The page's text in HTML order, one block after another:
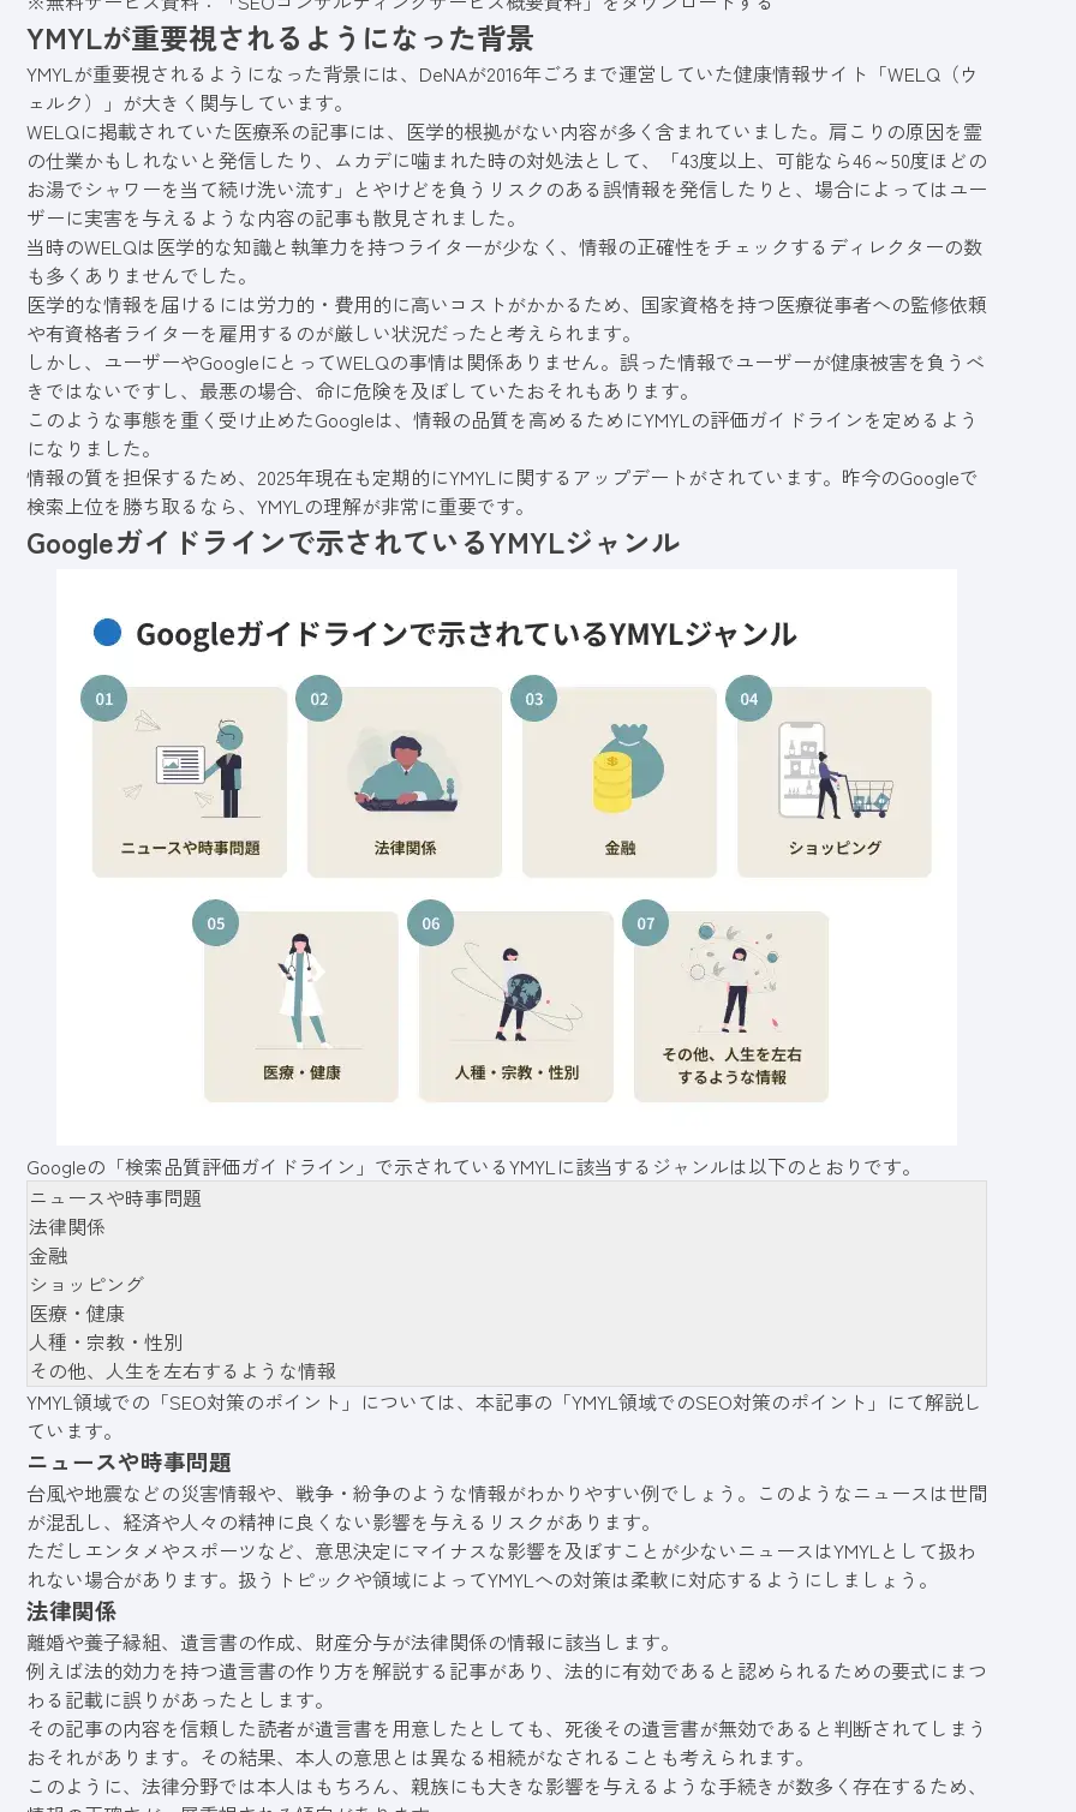
YMYLが重要視されるようになった背景
YMYLが重要視されるようになった背景には、DeNAが2016年ごろまで運営していた健康情報サイト「WELQ（ウ
ェルク）」が大きく関与しています。
WELQに掲載されていた医療系の記事には、医学的根拠がない内容が多く含まれていました。肩こりの原因を霊
の仕業かもしれないと発信したり、ムカデに噛まれた時の対処法として、「43度以上、可能なら46～50度ほどの
お湯でシャワーを当て続け洗い流す」とやけどを負うリスクのある誤情報を発信したりと、場合によってはユー
ザーに実害を与えるような内容の記事も散見されました。
当時のWELQは医学的な知識と執筆力を持つライターが少なく、情報の正確性をチェックするディレクターの数
も多くありませんでした。
医学的な情報を届けるには労力的・費用的に高いコストがかかるため、国家資格を持つ医療従事者への監修依頼
や有資格者ライターを雇用するのが厳しい状況だったと考えられます。
しかし、ユーザーやGoogleにとってWELQの事情は関係ありません。誤った情報でユーザーが健康被害を負うべ
きではないですし、最悪の場合、命に危険を及ぼしていたおそれもあります。
このような事態を重く受け止めたGoogleは、情報の品質を高めるためにYMYLの評価ガイドラインを定めるよう
になりました。
情報の質を担保するため、2025年現在も定期的にYMYLに関するアップデートがされています。昨今のGoogleで
検索上位を勝ち取るなら、YMYLの理解が非常に重要です。
Googleガイドラインで示されているYMYLジャンル
Googleの 「検索品質評価ガイドライン」で示されているYMYLに該当するジャンルは以下のとおりです。
ニュースや時事問題
法律関係
金融
ショッピング
医療・健康
人種・宗教・性別
その他、人生を左右するような情報
YMYL領域での「SEO対策のポイント」については、本記事の「YMYL領域でのSEO対策のポイント 」にて解説し
ています。
ニュースや時事問題
台風や地震などの災害情報や、戦争・紛争のような情報がわかりやすい例でしょう。このようなニュースは世間
が混乱し、経済や人々の精神に良くない影響を与えるリスクがあります。
ただしエンタメやスポーツなど、意思決定にマイナスな影響を及ぼすことが少ないニュースはYMYLとして扱わ
れない場合があります。扱うトピックや領域によってYMYLへの対策は柔軟に対応するようにしましょう。
法律関係
離婚や養子縁組、遺言書の作成、財産分与が法律関係の情報に該当します。
例えば法的効力を持つ遺言書の作り方を解説する記事があり、法的に有効であると認められるための要式にまつ
わる記載に誤りがあったとします。
その記事の内容を信頼した読者が遺言書を用意したとしても、死後その遺言書が無効であると判断されてしまう
おそれがあります。その結果、本人の意思とは異なる相続がなされることも考えられます。
このように、法律分野では本人はもちろん、親族にも大きな影響を与えるような手続きが数多く存在するため、